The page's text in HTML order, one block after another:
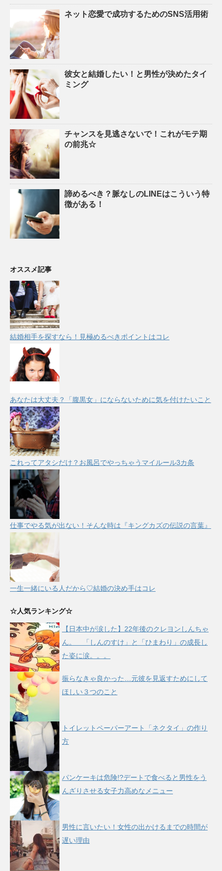
ネット恋愛で成功するためのSNS活用術
彼女と結婚したい！と男性が決めたタイ
ミング
チャンスを見逃さないで！これがモテ期
の前兆☆
諦めるべき？脈なしのLINEはこういう特
徴がある！
オススメ記事
結婚相手を探すなら！見極めるべきポイントはコレ
あなたは大丈夫？「腹黒女」にならないために気を付けたいこと
これってアタシだけ？お風呂でやっちゃうマイルール3カ条
仕事でやる気が出ない！そんな時は『キングカズの伝説の言葉』
一生一緒にいる人だから♡結婚の決め手はコレ
☆人気ランキング☆
【日本中が涙した】22年後のクレヨンしんちゃ
ん。 「しんのすけ」と「ひまわり」の成長し
た姿に涙。。。
振らなきゃ良かった…元彼を見返すためにして
ほしい３つのこと
トイレットペーパーアート「ネクタイ」の作り
方
パンケーキは危険!?デートで食べると男性をう
んざりさせる女子力高めなメニュー
男性に言いたい！女性の出かけるまでの時間が
遅い理由